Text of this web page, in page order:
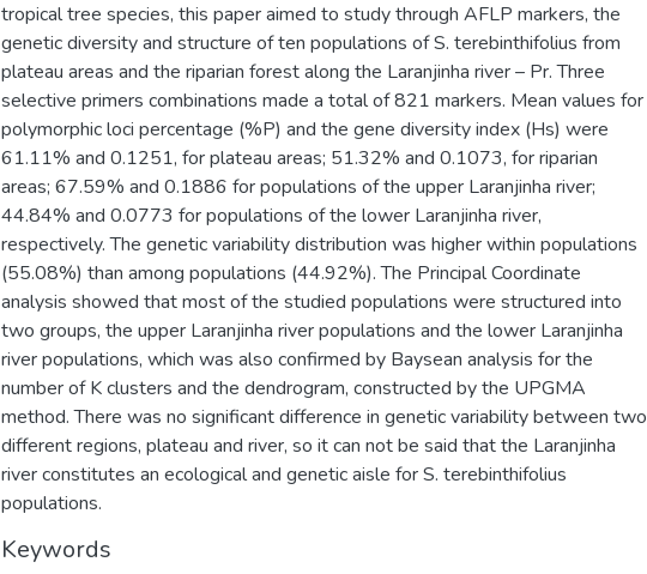
tropical tree species, this paper aimed to study through AFLP markers, the
genetic diversity and structure of ten populations of S. terebinthifolius from
plateau areas and the riparian forest along the Laranjinha river – Pr. Three
selective primers combinations made a total of 821 markers. Mean values for
polymorphic loci percentage (%P) and the gene diversity index (Hs) were
61.11% and 0.1251, for plateau areas; 51.32% and 0.1073, for riparian
areas; 67.59% and 0.1886 for populations of the upper Laranjinha river;
44.84% and 0.0773 for populations of the lower Laranjinha river,
respectively. The genetic variability distribution was higher within populations
(55.08%) than among populations (44.92%). The Principal Coordinate
analysis showed that most of the studied populations were structured into
two groups, the upper Laranjinha river populations and the lower Laranjinha
river populations, which was also confirmed by Baysean analysis for the
number of K clusters and the dendrogram, constructed by the UPGMA
method. There was no significant difference in genetic variability between two
different regions, plateau and river, so it can not be said that the Laranjinha
river constitutes an ecological and genetic aisle for S. terebinthifolius
populations.
Keywords